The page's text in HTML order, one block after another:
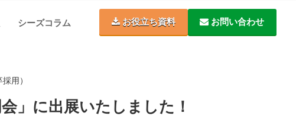
シーズコラム お役立ち資料 お問い合わせ
用）
」に出展いたしました！